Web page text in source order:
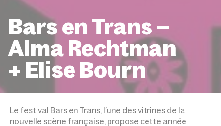
Bars en Trans –
Alma Rechtman
+ Elise Bourn
RECHTMAN + ELISE BOURN
Le festival Bars en Trans, l’une des vitrines de la
nouvelle scène française, propose cette année